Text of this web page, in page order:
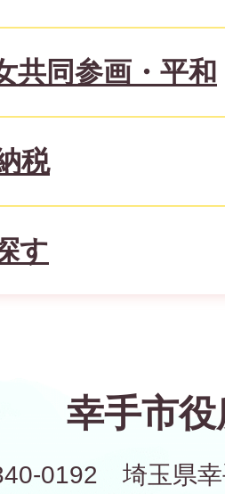
共同参画・平和
税
す
幸手市役
0192 埼玉県幸